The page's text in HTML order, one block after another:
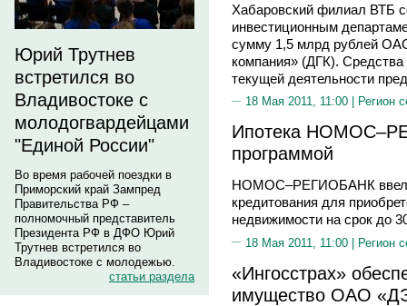
Юрий Трутнев
встретился во
Владивостоке с
молодогвардейцами
"Единой России"
Во время рабочей поездки в
Приморский край Зампред
Правительства РФ –
полномочный представитель
Президента РФ в ДФО Юрий
Трутнев встретился во
Владивостоке с молодежью.
статьи раздела
Хабаровский филиал ВТБ
инвестиционным
сумму 1,5 млрд рублей
компания» (ДГК).
текущей деятельности
18 Мая 2011, 11:00 | Регион
Ипотека
программой
НОМОС–РЕГИОБАНК ввел
кредитования для
недвижимости на срок до
18 Мая 2011, 11:00 | Регион
«Ингосстрах»
имущество ОАО